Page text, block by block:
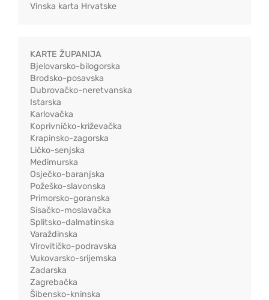
Vinska karta Hrvatske
KARTE ŽUPANIJA
Bjelovarsko-bilogorska
Brodsko-posavska
Dubrovačko-neretvanska
Istarska
Karlovačka
Koprivničko-križevačka
Krapinsko-zagorska
Ličko-senjska
Međimurska
Osječko-baranjska
Požeško-slavonska
Primorsko-goranska
Sisačko-moslavačka
Splitsko-dalmatinska
Varaždinska
Virovitičko-podravska
Vukovarsko-srijemska
Zadarska
Zagrebačka
Šibensko-kninska